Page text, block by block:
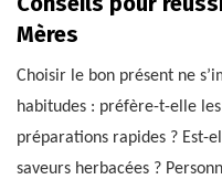
Mères
Choisir le bon présent ne
habitudes : préfère-t-elle
préparations rapides ? Est-
saveurs herbacées ?